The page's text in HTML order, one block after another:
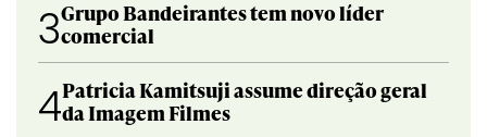
3Grupo Bandeirantes tem novo líder
comercial
4Patricia Kamitsuji assume direção geral
da Imagem Filmes